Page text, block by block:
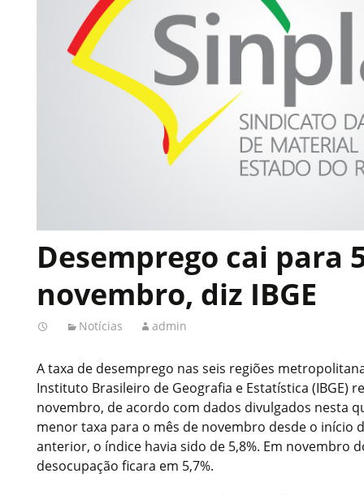
Desemprego cai para
novembro, diz IBGE
Notícias admin
A taxa de desemprego nas seis regiões
Instituto Brasileiro de Geografia e Estatística (IBGE)
novembro, de acordo com dados divulgados nesta
menor taxa para o mês de novembro desde o início
anterior, o índice havia sido de 5,8%. Em novembro
desocupação ficara em 5,7%.